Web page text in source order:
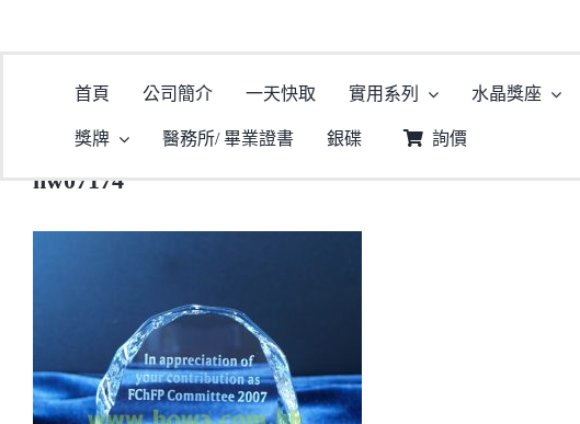
首頁 公司簡介 一天快取 實用系列 水晶獎座
獎牌 醫務所/ 畢業證書 銀碟 詢價
hw07174